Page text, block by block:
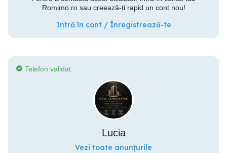
Romimo.ro sau creează-ți rapid un cont nou!
Intră în cont / Înregistrează-te
Telefon validat
Lucia
Vezi toate anunțurile